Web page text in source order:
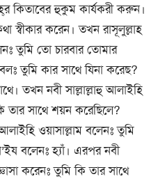
কিতাবের হুকুম কার্যকরী করুন।
স্বীকার করেন। তখন রাসূলুল্লাহ
তুমি তো চারবার তোমার
তুমি কার সাথে যিনা করেছ?
তখন নবী সাল্লাল্লাহু আলাইহি
তার সাথে শয়ন করেছিলে?
আলাইহি ওয়াসাল্লাম বলেনঃ তুমি
বলেনঃ হ্যাঁ। এরপর নবী
করেনঃ তুমি কি তার সাথে